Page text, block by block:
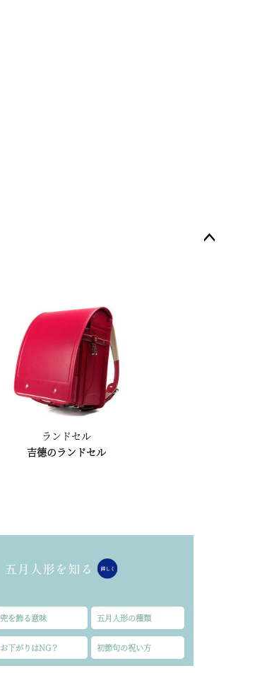
ランドセル
吉德のランドセル
兜を飾る意味 五月人形の種類
お下がりはNG？ 初節句の祝い方